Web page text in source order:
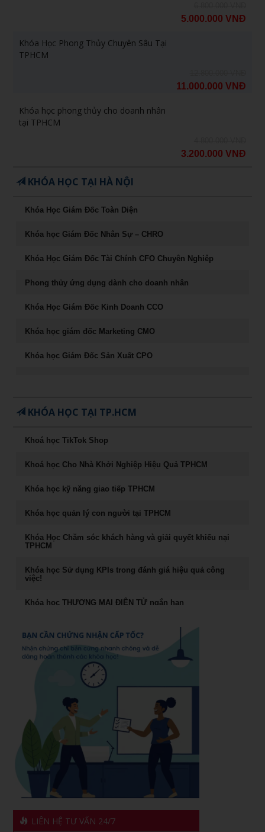
5.000.000 VNĐ
Khóa Học Phong Thủy Chuyên Sâu Tại
TPHCM
11.000.000 VNĐ
Khóa học phong thủy cho doanh nhân
tại TPHCM
3.200.000 VNĐ
KHÓA HỌC TẠI HÀ NỘI
Khóa Học Giám Đốc Toàn Diện
Khóa học Giám Đốc Nhân Sự – CHRO
Khóa Học Giám Đốc Tài Chính CFO Chuyên Nghiêp
Phong thủy ứng dụng dành cho doanh nhân
Khóa Học Giám Đốc Kinh Doanh CCO
Khóa học giám đốc Marketing CMO
Khóa học Giám Đốc Sản Xuất CPO
dương
Khóa học Marketing Digital
khoá học Kỹ Năng Phỏng Vấn Tuyển Dụng
Rèn Luyện Văn Phong Của CEO
Đào tạo Marketing Online Cấp Tốc
Khóa học phong thủy ứng dụng dành cho doanh nhân
khóa học Livestream bán hàng đỉnh cao
Chiến lược dẫn đầu và hệ vận hành 7S
Khóa học Quản Đốc Sản Xuất
Khóa học đào tạo giảng viên nội bộ
Khóa học Trưởng Phòng Kinh Doanh Chuyên Nghiệp
Khóa học nâng cao năng lực Quản Trị cho Quản Lý Cấp
Phân tích hiệu quả đầu tư vốn cho doanh nghiệp
KHÓA HỌC TẠI TP.HCM
Khoá học TikTok Shop
Khoá học Cho Nhà Khởi Nghiệp Hiệu Quả TPHCM
Khóa học kỹ năng giao tiếp TPHCM
Khóa học quản lý con người tại TPHCM
Khóa Học Chăm sóc khách hàng và giải quyết khiếu nại
TPHCM
Khóa học Sử dụng KPIs trong đánh giá hiệu quả công
việc!
Khóa học THƯƠNG MẠI ĐIỆN TỬ ngắn hạn
Cách đăng bán hàng trên Facebook hiệu quả
Khóa học livestream bán hàng chuyên nghiệp
Khóa học giám đốc kênh phân phối tại TPHCM
Khóa học giám đốc chuỗi bán Lẻ tại TPHCM
Khóa Học Marketing Digital Tại HCM
Khóa Học Đào tạo Marketing Online Cấp Tốc tại HCM
CEO & chiến lược tái cơ cấu doanh nghiệp sau khủng
LIÊN HỆ TƯ VẤN 24/7